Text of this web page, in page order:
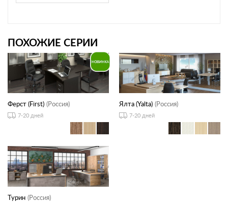
ПОХОЖИЕ СЕРИИ
Ферст (First) (Россия)
7-20 дней
Ялта (Yalta) (Россия)
7-20 дней
Турин (Россия)